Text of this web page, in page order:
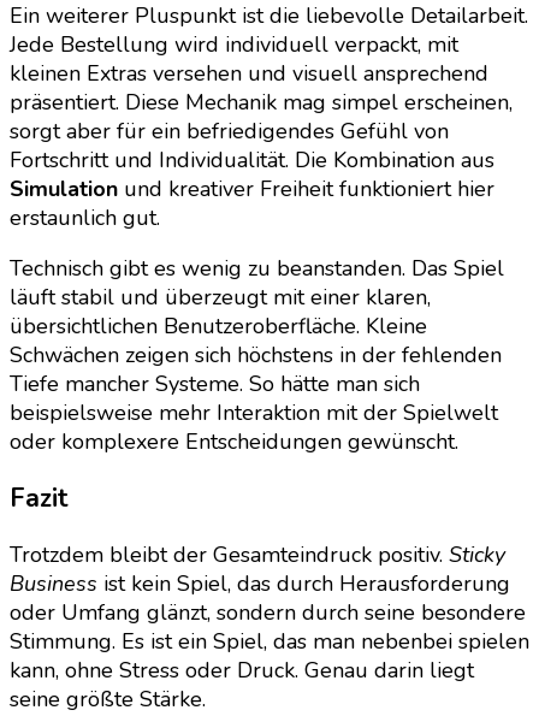
Ein weiterer Pluspunkt ist die liebevolle Detailarbeit.
Jede Bestellung wird individuell verpackt, mit
kleinen Extras versehen und visuell ansprechend
präsentiert. Diese Mechanik mag simpel erscheinen,
sorgt aber für ein befriedigendes Gefühl von
Fortschritt und Individualität. Die Kombination aus
Simulation und kreativer Freiheit funktioniert hier
erstaunlich gut.
Technisch gibt es wenig zu beanstanden. Das Spiel
läuft stabil und überzeugt mit einer klaren,
übersichtlichen Benutzeroberfläche. Kleine
Schwächen zeigen sich höchstens in der fehlenden
Tiefe mancher Systeme. So hätte man sich
beispielsweise mehr Interaktion mit der Spielwelt
oder komplexere Entscheidungen gewünscht.
Fazit
Trotzdem bleibt der Gesamteindruck positiv. Sticky
Business ist kein Spiel, das durch Herausforderung
oder Umfang glänzt, sondern durch seine besondere
Stimmung. Es ist ein Spiel, das man nebenbei spielen
kann, ohne Stress oder Druck. Genau darin liegt
seine größte Stärke.